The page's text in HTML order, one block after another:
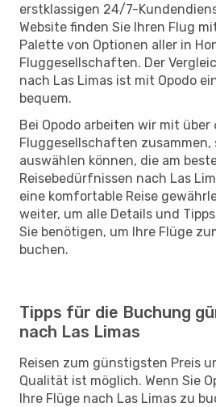
erstklassigen 24/7-
Website finden Sie Ihren Flug
Palette von Optionen aller in
Fluggesellschaften. Der
nach Las Limas ist mit Opodo
bequem.
Bei Opodo arbeiten wir mit über
Fluggesellschaften zusammen,
auswählen können, die am
Reisebedürfnissen nach Las
eine komfortable Reise
weiter, um alle Details und
Sie benötigen, um Ihre Flüge
buchen.
Tipps für die Buchung
nach Las Limas
Reisen zum günstigsten Preis
Qualität ist möglich. Wenn Sie
Ihre Flüge nach Las Limas zu